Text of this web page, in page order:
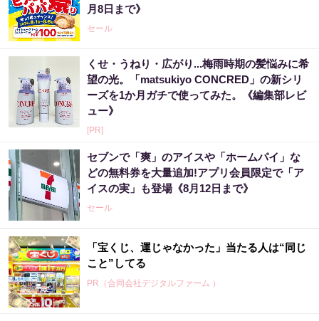
月8日まで》
セール
くせ・うねり・広がり...梅雨時期の髪悩みに希
望の光。「matsukiyo CONCRED」の新シリ
ーズを1か月ガチで使ってみた。《編集部レビ
ュー》
[PR]
セブンで「爽」のアイスや「ホームパイ」な
どの無料券を大量追加!アプリ会員限定で「ア
イスの実」も登場《8月12日まで》
セール
「宝くじ、運じゃなかった」当たる人は“同じ
こと”してる
PR（合同会社デジタルファーム ）